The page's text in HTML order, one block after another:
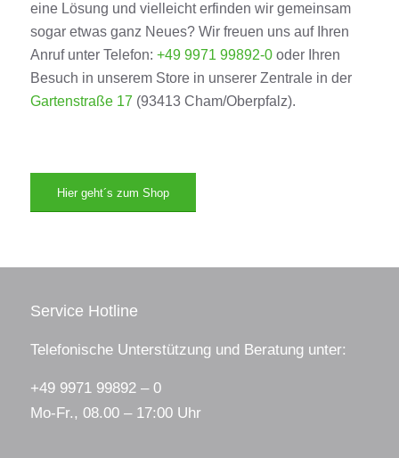
eine Lösung und vielleicht erfinden wir gemeinsam
sogar etwas ganz Neues? Wir freuen uns auf Ihren
Anruf unter Telefon: +49 9971 99892-0oder Ihren
Besuch in unserem Store in unserer Zentrale in der
Gartenstraße 17 (93413 Cham/Oberpfalz).
Hier geht´s zum Shop
Service Hotline
Telefonische Unterstützung und Beratung unter:
+49 9971 99892 – 0
Mo-Fr., 08.00 – 17:00 Uhr